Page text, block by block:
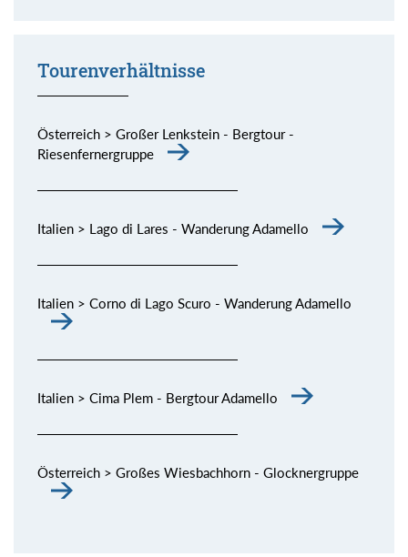
Tourenverhältnisse
Österreich > Großer Lenkstein - Bergtour -
Riesenfernergruppe
Italien > Lago di Lares - Wanderung Adamello
Italien > Corno di Lago Scuro - Wanderung Adamello
Italien > Cima Plem - Bergtour Adamello
Österreich > Großes Wiesbachhorn - Glocknergruppe